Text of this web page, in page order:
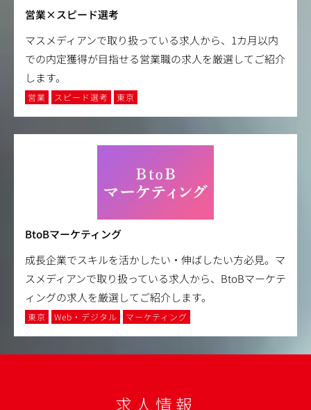
営業×スピード選考
マスメディアンで取り扱っている求人から、1カ月以内
での内定獲得が目指せる営業職の求人を厳選してご紹介
します。
営業 スピード選考 東京
BtoBマーケティング
成長企業でスキルを活かしたい・伸ばしたい方必見。マ
スメディアンで取り扱っている求人から、BtoBマーケテ
ィングの求人を厳選してご紹介します。
東京 Web・デジタル マーケティング
求人情報